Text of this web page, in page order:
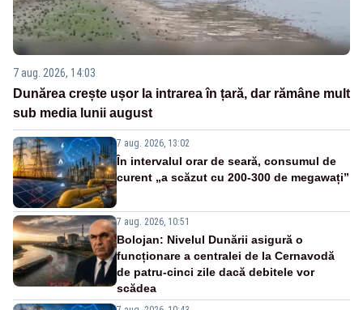
7 aug. 2026, 14:03
Dunărea crește ușor la intrarea în țară, dar rămâne mult
sub media lunii august
7 aug. 2026, 13:02
În intervalul orar de seară, consumul de
curent „a scăzut cu 200-300 de megawați”
7 aug. 2026, 10:51
Bolojan: Nivelul Dunării asigură o
funcționare a centralei de la Cernavodă
de patru-cinci zile dacă debitele vor
scădea